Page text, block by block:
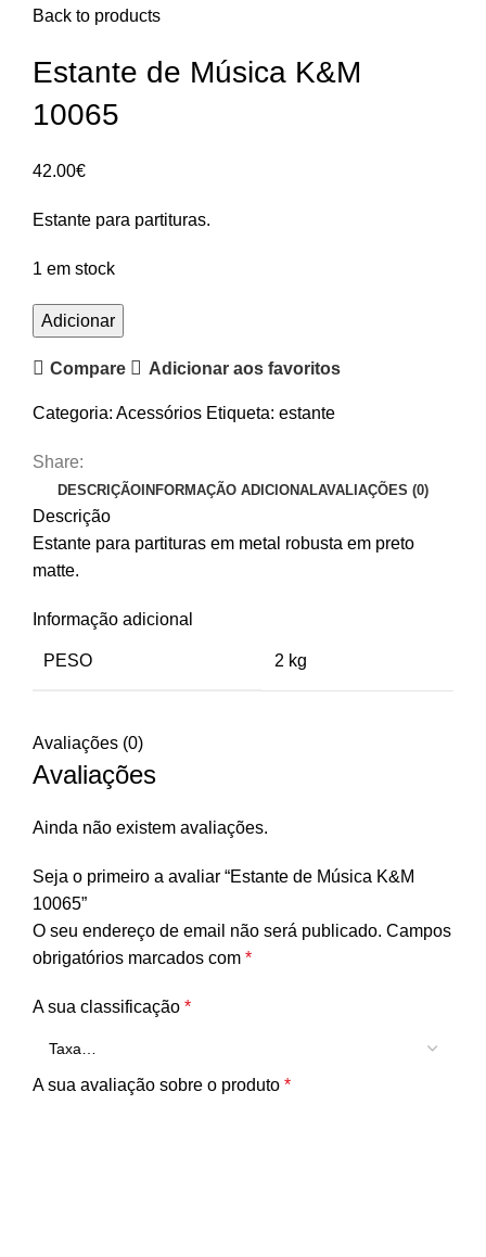
Back to products
Estante de Música K&M
10065
42.00€
Estante para partituras.
1 em stock
Quantidade
de
Estante
Música
K&M
Adicionar
Compare Adicionar aos favoritos
Categoria: Acessórios Etiqueta: estante
Share:
DESCRIÇÃO INFORMAÇÃO ADICIONALAVALIAÇÕES (0)
Descrição
Estante para partituras em metal robusta em preto
matte.
Informação adicional
PESO 2 kg
Avaliações (0)
Avaliações
Ainda não existem avaliações.
Seja o primeiro a avaliar “Estante de Música K&M
10065”
O seu endereço de email não será publicado. Campos
obrigatórios marcados com *
A sua classificação *
A sua avaliação sobre o produto *